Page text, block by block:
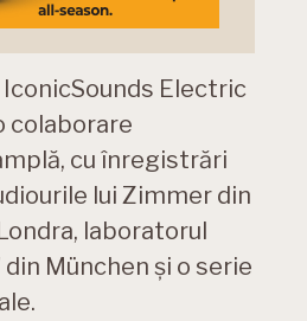
Electric
colaborare
cu înregistrări
lui Zimmer din
laboratorul
München şi o serie